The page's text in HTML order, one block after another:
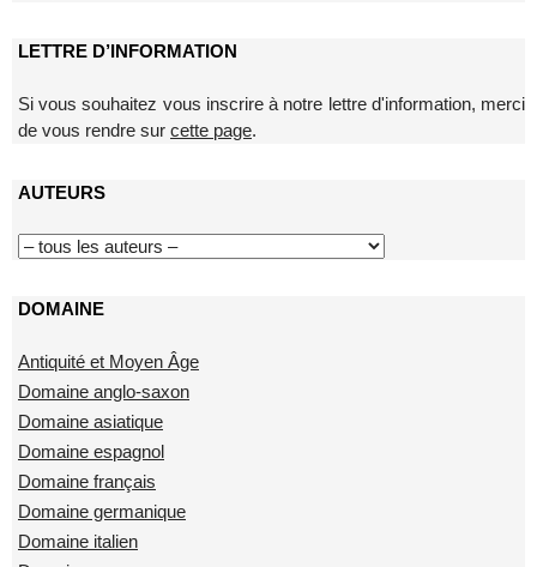
LETTRE D’INFORMATION
Si vous souhaitez vous inscrire à notre lettre d'information, merci
de vous rendre sur cette page.
AUTEURS
DOMAINE
Antiquité et Moyen Âge
Domaine anglo-saxon
Domaine asiatique
Domaine espagnol
Domaine français
Domaine germanique
Domaine italien